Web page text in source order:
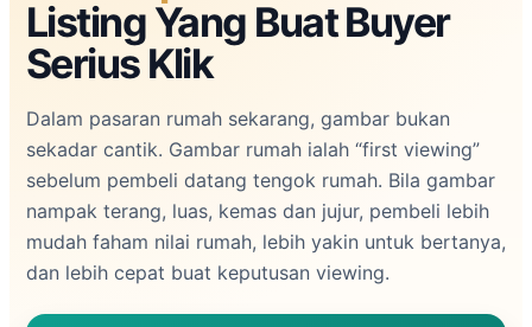
Listing Yang Buat Buyer
Serius Klik
Dalam pasaran rumah sekarang, gambar bukan
sekadar cantik. Gambar rumah ialah “first viewing”
sebelum pembeli datang tengok rumah. Bila gambar
nampak terang, luas, kemas dan jujur, pembeli lebih
mudah faham nilai rumah, lebih yakin untuk bertanya,
dan lebih cepat buat keputusan viewing.